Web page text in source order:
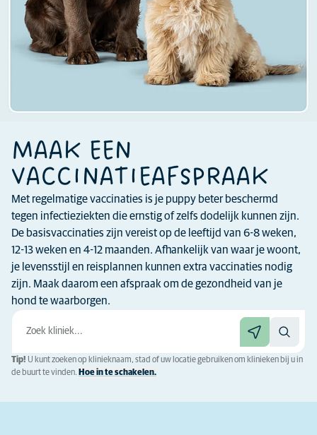
MAAK EEN
VACCINATIEAFSPRAAK
Met regelmatige vaccinaties is je puppy beter beschermd
tegen infectieziekten die ernstig of zelfs dodelijk kunnen zijn.
De basisvaccinaties zijn vereist op de leeftijd van 6-8 weken,
12-13 weken en 4-12 maanden. Afhankelijk van waar je woont,
je levensstijl en reisplannen kunnen extra vaccinaties nodig
zijn. Maak daarom een afspraak om de gezondheid van je
hond te waarborgen.
Tip! U kunt zoeken op klinieknaam, stad of uw locatie gebruiken om klinieken bij u in
de buurt te vinden. Hoe in te schakelen.